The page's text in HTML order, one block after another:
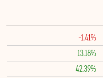
-1.41%
13.18%
42.39%